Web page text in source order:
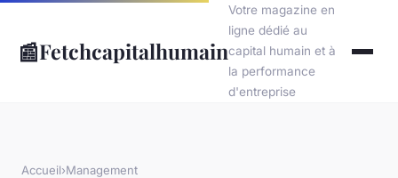
📰Fetchcapitalhumain
Votre magazine en
ligne dédié au
capital humain et à
la performance
d'entreprise
Accueil›Management